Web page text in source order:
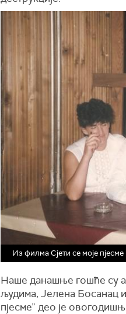
Из филма Сјети се моје пјесме
Наше данашње гошће су
људима, Јелена Босанац
пјесме” део је